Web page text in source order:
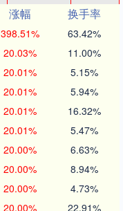
涨幅
换手率
398.51% 63.42%
20.03% 11.00%
20.01% 5.15%
20.01% 5.94%
20.01% 16.32%
20.01% 5.47%
20.00% 6.63%
20.00% 8.94%
20.00% 4.73%
20.00% 22.91%